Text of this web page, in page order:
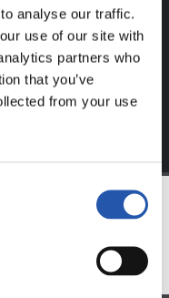
analyse our traffic.
use of our site with
partners who
that you’ve
from your use
Loginy disfruta de
para ti.